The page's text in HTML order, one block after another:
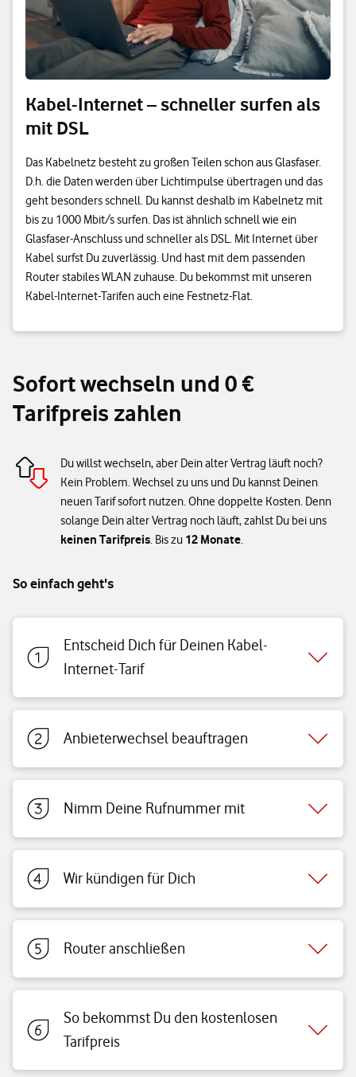
Kabel-Internet – schneller surfen als
mit DSL
Das Kabelnetz besteht zu großen Teilen schon aus Glasfaser.
D.h. die Daten werden über Lichtimpulse übertragen und das
geht besonders schnell. Du kannst deshalb im Kabelnetz mit
bis zu 1000 Mbit/s surfen. Das ist ähnlich schnell wie ein
Glasfaser-Anschluss und schneller als DSL. Mit Internet über
Kabel surfst Du zuverlässig. Und hast mit dem passenden
Router stabiles WLAN zuhause. Du bekommst mit unseren
Kabel-Internet-Tarifen auch eine Festnetz-Flat.
Sofort wechseln und 0 €
Tarifpreis zahlen
Du willst wechseln, aber Dein alter Vertrag läuft noch?
Kein Problem. Wechsel zu uns und Du kannst Deinen
neuen Tarif sofort nutzen. Ohne doppelte Kosten. Denn
solange Dein alter Vertrag noch läuft, zahlst Du bei uns
keinen Tarifpreis. Bis zu 12 Monate.
So einfach geht's
Entscheid Dich für Deinen Kabel-
Internet-Tarif
Anbieterwechsel beauftragen
Nimm Deine Rufnummer mit
Wir kündigen für Dich
Router anschließen
So bekommst Du den kostenlosen
Tarifpreis